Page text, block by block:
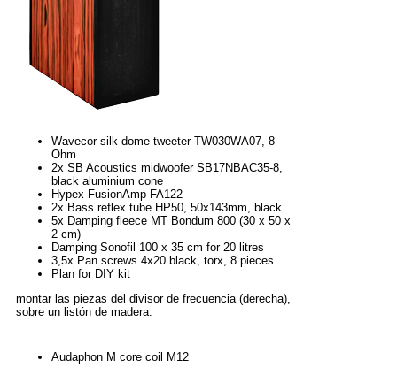
Wavecor silk dome tweeter TW030WA07, 8
Ohm
2x SB Acoustics midwoofer SB17NBAC35-8,
black aluminium cone
Hypex FusionAmp FA122
2x Bass reflex tube HP50, 50x143mm, black
5x Damping fleece MT Bondum 800 (30 x 50 x
2 cm)
Damping Sonofil 100 x 35 cm for 20 litres
3,5x Pan screws 4x20 black, torx, 8 pieces
Plan for DIY kit
montar las piezas del divisor de frecuencia (derecha),
sobre un listón de madera.
Audaphon M core coil M12